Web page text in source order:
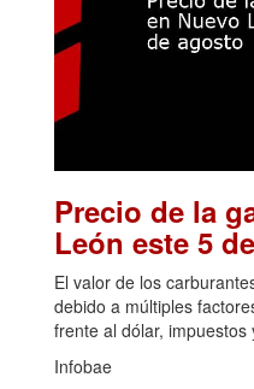
Precio de la
León este 5
El valor de los
debido a múltiples
frente al dólar,
Infobae